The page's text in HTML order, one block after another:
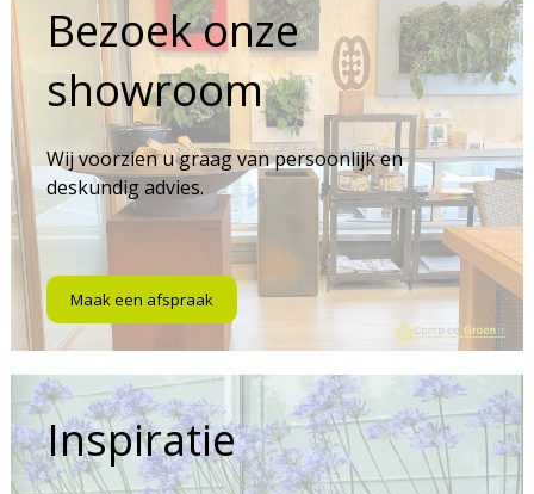
Bezoek onze
showroom
Wij voorzien u graag van persoonlijk en
deskundig advies.
Maak een afspraak
Inspiratie